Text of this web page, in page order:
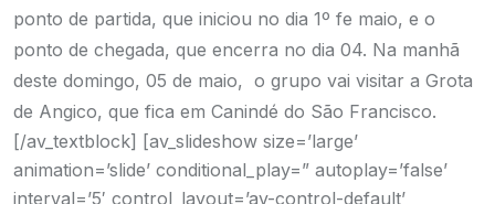
ponto de partida, que iniciou no dia 1º fe maio, e o
ponto de chegada, que encerra no dia 04. Na manhã
deste domingo, 05 de maio, o grupo vai visitar a Grota
de Angico, que fica em Canindé do São Francisco.
[/av_textblock] [av_slideshow size=’large’
animation=’slide’ conditional_play=” autoplay=’false’
interval=’5′ control_layout=’av-control-default’